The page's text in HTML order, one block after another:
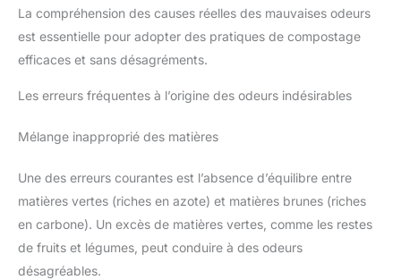
La compréhension des causes réelles des mauvaises odeurs
est essentielle pour adopter des pratiques de compostage
efficaces et sans désagréments.
Les erreurs fréquentes à l’origine des odeurs indésirables
Mélange inapproprié des matières
Une des erreurs courantes est l’absence d’équilibre entre
matières vertes (riches en azote) et matières brunes (riches
en carbone). Un excès de matières vertes, comme les restes
de fruits et légumes, peut conduire à des odeurs
désagréables.